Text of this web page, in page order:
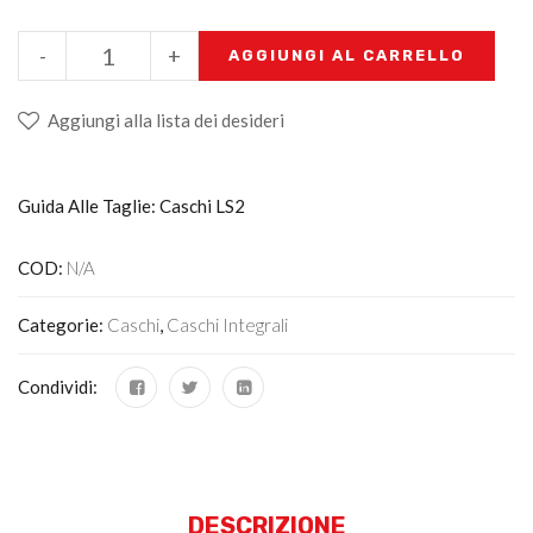
+
- AGGIUNGI AL CARRELLO
Aggiungi alla lista dei desideri
Guida Alle Taglie: Caschi LS2
COD: N/A
Categorie: Caschi, Caschi Integrali
Condividi:
DESCRIZIONE